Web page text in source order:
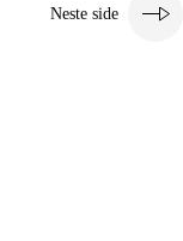
Neste side